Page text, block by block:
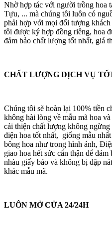
Nhờ hợp tác với người trồng hoa
Tựu, ... mà chúng tôi luôn có
phải hợp với mọi đối tượng
tôi được ký hợp đồng riêng, hoa
đảm bảo chất lượng tốt nhất, giá
CHẤT LƯỢNG DỊCH VỤ
Chúng tôi sẽ hoàn lại 100% tiền
không hài lòng về mẫu mã hoa
cải thiện chất lượng không
điện hoa tốt nhất, giống mẫu
bông hoa như trong hình ảnh,
giao hoa hết sức cẩn thận để
nhàu giấy báo và không bị dập
khác mẫu mã.
LUÔN MỞ CỬA 24/24H